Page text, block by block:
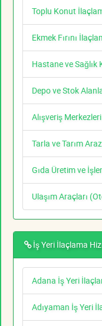
Toplu Konut
Ekmek Fırını
Hastane ve Sağlık
Depo ve Stok
Alışveriş
Tarla ve Tarım
Gıda Üretim ve
Ulaşım Araçları
İş Yeri İlaçlama
Adana İş Yeri
Adıyaman İş Yeri